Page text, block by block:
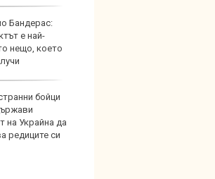
Бандерас:
е най-
нещо, което
бойци
на Украйна да
редиците си